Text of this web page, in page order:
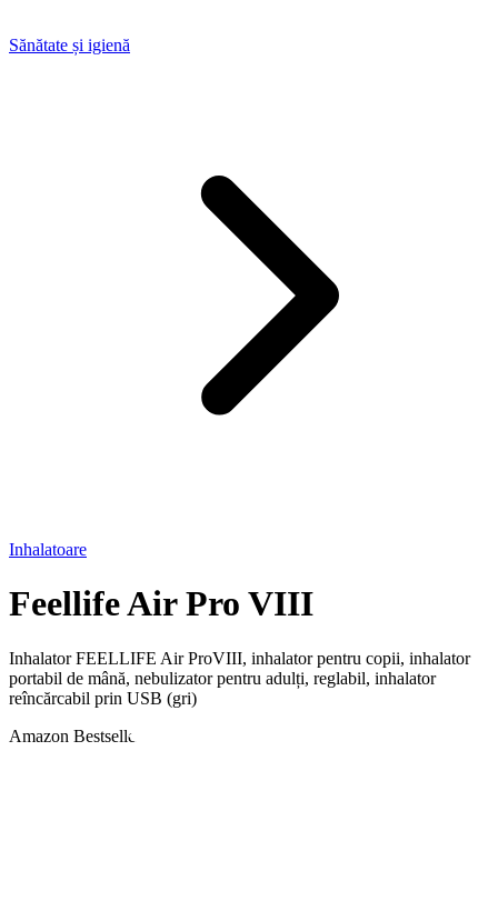
Sănătate și igienă
Inhalatoare
Feellife Air Pro VIII
Inhalator FEELLIFE Air ProVIII, inhalator pentru copii, inhalator
portabil de mână, nebulizator pentru adulți, reglabil, inhalator
reîncărcabil prin USB (gri)
Amazon Bestseller